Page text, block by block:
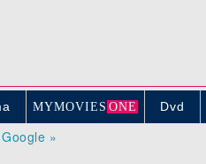
MYMOVIE S ONE Dvd
»